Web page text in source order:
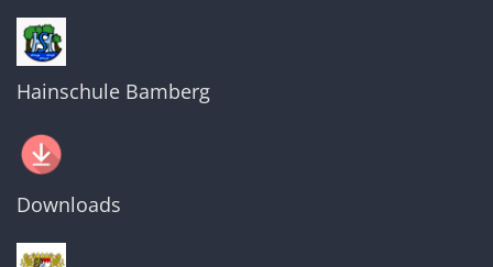
Hainschule Bamberg
Downloads